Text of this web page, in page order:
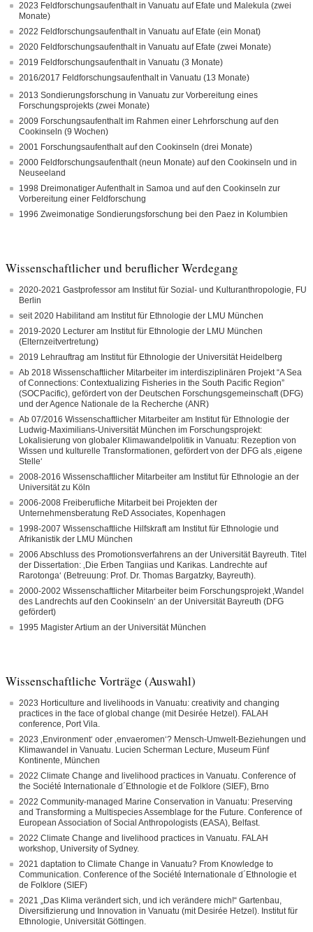
2023 Feldforschungsaufenthalt in Vanuatu auf Efate und Malekula (zwei
Monate)
2022 Feldforschungsaufenthalt in Vanuatu auf Efate (ein Monat)
2020 Feldforschungsaufenthalt in Vanuatu auf Efate (zwei Monate)
2019 Feldforschungsaufenthalt in Vanuatu (3 Monate)
2016/2017 Feldforschungsaufenthalt in Vanuatu (13 Monate)
2013 Sondierungsforschung in Vanuatu zur Vorbereitung eines
Forschungsprojekts (zwei Monate)
2009 Forschungsaufenthalt im Rahmen einer Lehrforschung auf den
Cookinseln (9 Wochen)
2001 Forschungsaufenthalt auf den Cookinseln (drei Monate)
2000 Feldforschungsaufenthalt (neun Monate) auf den Cookinseln und in
Neuseeland
1998 Dreimonatiger Aufenthalt in Samoa und auf den Cookinseln zur
Vorbereitung einer Feldforschung
1996 Zweimonatige Sondierungsforschung bei den Paez in Kolumbien
Wissenschaftlicher und beruflicher Werdegang
2020-2021 Gastprofessor am Institut für Sozial- und Kulturanthropologie, FU
Berlin
seit 2020 Habilitand am Institut für Ethnologie der LMU München
2019-2020 Lecturer am Institut für Ethnologie der LMU München
(Elternzeitvertretung)
2019 Lehrauftrag am Institut für Ethnologie der Universität Heidelberg
Ab 2018 Wissenschaftlicher Mitarbeiter im interdisziplinären Projekt “A Sea
of Connections: Contextualizing Fisheries in the South Pacific Region”
(SOCPacific), gefördert von der Deutschen Forschungsgemeinschaft (DFG)
und der Agence Nationale de la Recherche (ANR)
Ab 07/2016 Wissenschaftlicher Mitarbeiter am Institut für Ethnologie der
Ludwig-Maximilians-Universität München im Forschungsprojekt:
Lokalisierung von globaler Klimawandelpolitik in Vanuatu: Rezeption von
Wissen und kulturelle Transformationen, gefördert von der DFG als ‚eigene
Stelle‘
2008-2016 Wissenschaftlicher Mitarbeiter am Institut für Ethnologie an der
Universität zu Köln
2006-2008 Freiberufliche Mitarbeit bei Projekten der
Unternehmensberatung ReD Associates, Kopenhagen
1998-2007 Wissenschaftliche Hilfskraft am Institut für Ethnologie und
Afrikanistik der LMU München
2006 Abschluss des Promotionsverfahrens an der Universität Bayreuth. Titel
der Dissertation: ‚Die Erben Tangiias und Karikas. Landrechte auf
Rarotonga‘ (Betreuung: Prof. Dr. Thomas Bargatzky, Bayreuth).
2000-2002 Wissenschaftlicher Mitarbeiter beim Forschungsprojekt ‚Wandel
des Landrechts auf den Cookinseln‘ an der Universität Bayreuth (DFG
gefördert)
1995 Magister Artium an der Universität München
Wissenschaftliche Vorträge (Auswahl)
2023 Horticulture and livelihoods in Vanuatu: creativity and changing
practices in the face of global change (mit Desirée Hetzel). FALAH
conference, Port Vila.
2023 ‚Environment‘ oder ‚envaeromen‘? Mensch-Umwelt-Beziehungen und
Klimawandel in Vanuatu. Lucien Scherman Lecture, Museum Fünf
Kontinente, München
2022 Climate Change and livelihood practices in Vanuatu. Conference of
the Société Internationale d´Ethnologie et de Folklore (SIEF), Brno
2022 Community-managed Marine Conservation in Vanuatu: Preserving
and Transforming a Multispecies Assemblage for the Future. Conference of
European Association of Social Anthropologists (EASA), Belfast.
2022 Climate Change and livelihood practices in Vanuatu. FALAH
workshop, University of Sydney.
2021 daptation to Climate Change in Vanuatu? From Knowledge to
Communication. Conference of the Société Internationale d´Ethnologie et
de Folklore (SIEF)
2021 „Das Klima verändert sich, und ich verändere mich!“ Gartenbau,
Diversifizierung und Innovation in Vanuatu (mit Desirée Hetzel). Institut für
Ethnologie, Universität Göttingen.